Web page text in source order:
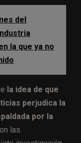
del
la que ya no
la idea de que
perjudica la
por la
las